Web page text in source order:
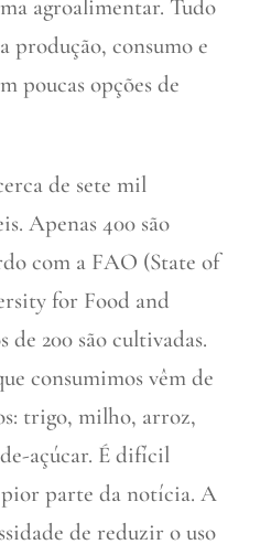
agroalimentar. Tudo
produção, consumo e
poucas opções de
de sete mil
Apenas 400 são
com a FAO (State of
for Food and
200 são cultivadas.
consumimos vêm de
trigo, milho, arroz,
açúcar. É difícil
parte da notícia. A
de reduzir o uso